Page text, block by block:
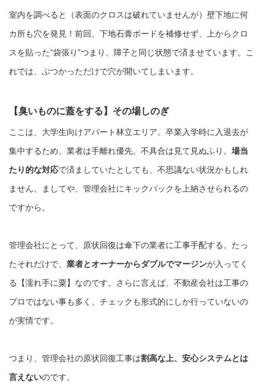
室内を調べると（表面のクロスは破れていませんが）壁下地に何
カ所も穴を発見！前回、下地石膏ボードを補修せず、上からクロ
スを貼った”袋張り”つまり、障子と同じ状態で済ませています。こ
れでは、ぶつかっただけで穴が開いてしまいます。
【臭いものに蓋をする】その場しのぎ
ここは、大学生向けアパート林立エリア。卒業入学時に入退去が
集中するため、業者は手離れ優先。不具合は見て見ぬふり。 場当
たり的な対応で済ましていたとしても、不思議ない状況かもしれ
ません。ましてや、管理会社にキックバックを上納させられるの
ですから。
管理会社にとって、原状回復は傘下の業者に工事手配する。たっ
たそれだけで、 業者とオーナーからダブルでマージンが入ってく
る【濡れ手に粟】なのです。さらに言えば、不動産会社は工事の
プロではない事も多く、チェックも形式的にしか行っていないの
が実情です。
つまり、管理会社の原状回復工事は割高な上、安心システムとは
言えないのです。